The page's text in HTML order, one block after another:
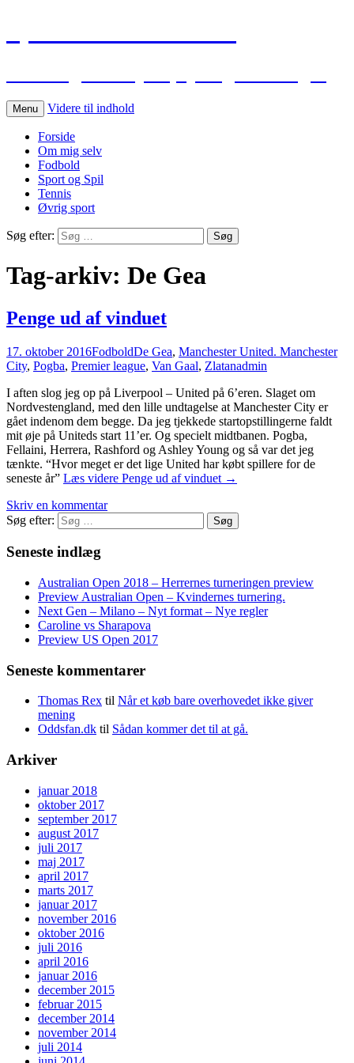
Menu Videre til indhold
Forside
Om mig selv
Fodbold
Sport og Spil
Tennis
Øvrig sport
Søg efter:
Tag-arkiv: De Gea
Penge ud af vinduet
17. oktober 2016FodboldDe Gea, Manchester United. Manchester
City, Pogba, Premier league, Van Gaal, Zlatanadmin
I aften slog jeg op på Liverpool – United på 6’eren. Slaget om
Nordvestengland, med den lille undtagelse at Manchester City er
gået indenom dem begge. Da jeg tjekkede startopstillingerne faldt
mit øje på Uniteds start 11’er. Og specielt midtbanen. Pogba,
Fellaini, Herrera, Rashford og Ashley Young og så var det jeg
tænkte. “Hvor meget er det lige United har købt spillere for de
seneste år” Læs videre Penge ud af vinduet →
Skriv en kommentar
Søg efter:
Seneste indlæg
Australian Open 2018 – Herrernes turneringen preview
Preview Australian Open – Kvindernes turnering.
Next Gen – Milano – Nyt format – Nye regler
Caroline vs Sharapova
Preview US Open 2017
Seneste kommentarer
Thomas Rex til Når et køb bare overhovedet ikke giver
mening
Oddsfan.dk til Sådan kommer det til at gå.
Arkiver
januar 2018
oktober 2017
september 2017
august 2017
juli 2017
maj 2017
april 2017
marts 2017
januar 2017
november 2016
oktober 2016
juli 2016
april 2016
januar 2016
december 2015
februar 2015
december 2014
november 2014
juli 2014